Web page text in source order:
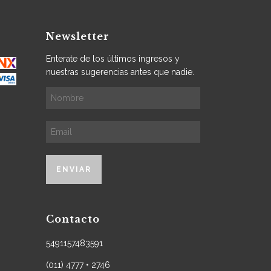
Newsletter
Enterate de los últimos ingresos y
nuestras sugerencias antes que nadie.
Contacto
5491157483591
(011) 4777 • 2746